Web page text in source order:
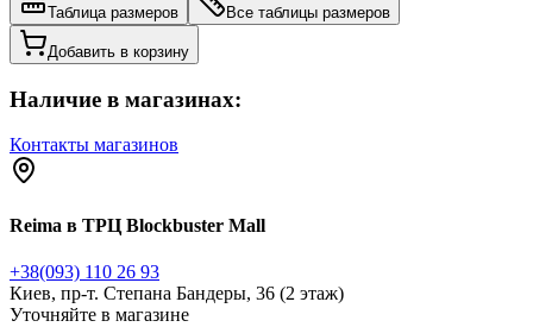
Таблица размеров Все таблицы размеров
Добавить в корзину
Наличие в магазинах:
Контакты магазинов
Reima в ТРЦ Blockbuster Mall
+38(093) 110 26 93
Киев, пр-т. Степана Бандеры, 36 (2 этаж)
Уточняйте в магазине